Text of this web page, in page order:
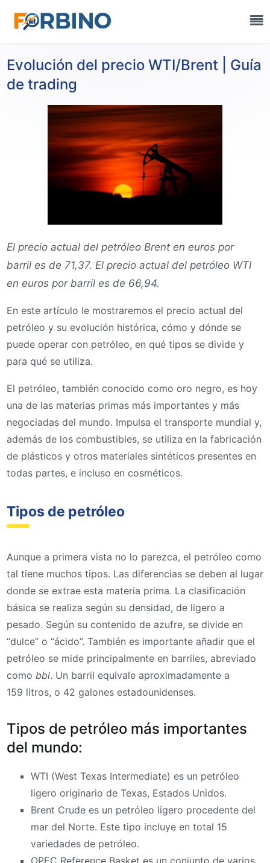
Evolución del precio WTI/Brent | Guía
de trading
El precio actual del petróleo Brent en euros por
barril es de 71,37. El precio actual del petróleo WTI
en euros por barril es de 66,94.
En este artículo le mostraremos el precio actual del
petróleo y su evolución histórica, cómo y dónde se
puede operar con petróleo, en qué tipos se divide y
para qué se utiliza.
El petróleo, también conocido como oro negro, es hoy
una de las materias primas más importantes y más
negociadas del mundo. Impulsa el transporte mundial y,
además de los combustibles, se utiliza en la fabricación
de plásticos y otros materiales sintéticos presentes en
todas partes, e incluso en cosméticos.
Tipos de petróleo
Aunque a primera vista no lo parezca, el petróleo como
tal tiene muchos tipos. Las diferencias se deben al lugar
donde se extrae esta materia prima. La clasificación
básica se realiza según su densidad, de ligero a
pesado. Según su contenido de azufre, se divide en
“dulce” o “ácido”. También es importante añadir que el
petróleo se mide principalmente en barriles, abreviado
como bbl. Un barril equivale aproximadamente a
159 litros, o 42 galones estadounidenses.
Tipos de petróleo más importantes
del mundo:
WTI (West Texas Intermediate) es un petróleo
ligero originario de Texas, Estados Unidos.
Brent Crude es un petróleo ligero procedente del
mar del Norte. Este tipo incluye en total 15
variedades de petróleo.
OPEC Reference Basket es un conjunto de varios